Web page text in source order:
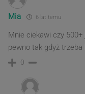
Mia 6 lat temu
Mnie ciekawi czy
pewno tak gdyż trzeba
0